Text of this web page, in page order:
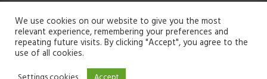
We use cookies on our website to give you the most
relevant experience, remembering your preferences and
repeating future visits. By clicking "Accept", you agree to the
use of all cookies.